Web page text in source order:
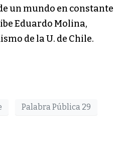
un mundo en constante
Eduardo Molina,
de la U. de Chile.
Palabra Pública 29